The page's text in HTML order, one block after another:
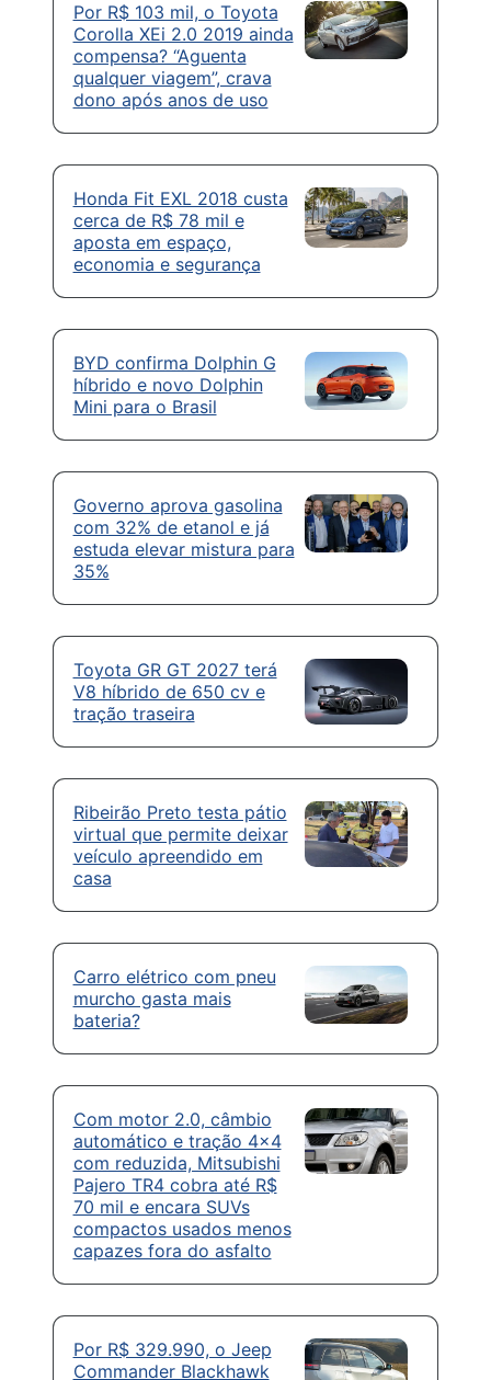
Por R$ 103 mil, o Toyota
Corolla XEi 2.0 2019 ainda
compensa? “Aguenta
qualquer viagem”, crava
dono após anos de uso
Honda Fit EXL 2018 custa
cerca de R$ 78 mil e
aposta em espaço,
economia e segurança
BYD confirma Dolphin G
híbrido e novo Dolphin
Mini para o Brasil
Governo aprova gasolina
com 32% de etanol e já
estuda elevar mistura para
35%
Toyota GR GT 2027 terá
V8 híbrido de 650 cv e
tração traseira
Ribeirão Preto testa pátio
virtual que permite deixar
veículo apreendido em
casa
Carro elétrico com pneu
murcho gasta mais
bateria?
Com motor 2.0, câmbio
automático e tração 4×4
com reduzida, Mitsubishi
Pajero TR4 cobra até R$
70 mil e encara SUVs
compactos usados menos
capazes fora do asfalto
Por R$ 329.990, o Jeep
Commander Blackhawk